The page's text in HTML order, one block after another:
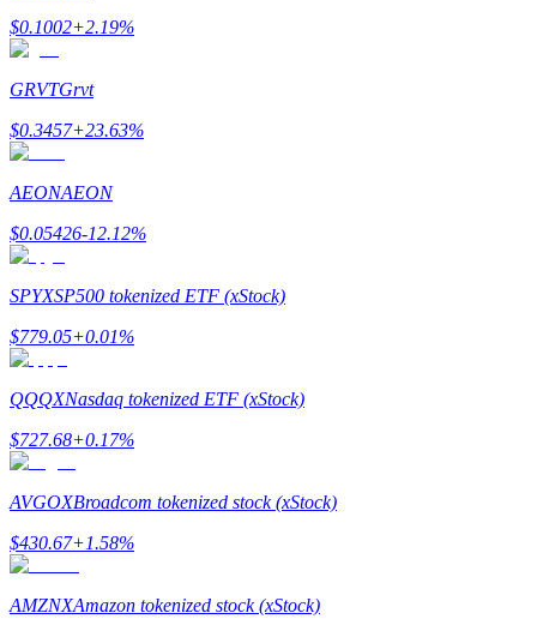
Aprenda cómo mantenerse rentable
$0.1002+2.19%
GRVTGrvt
$0.3457+23.63%
AEONAEON
$0.05426-12.12%
SPYXSP500 tokenized ETF (xStock)
$779.05+0.01%
QQQXNasdaq tokenized ETF (xStock)
$727.68+0.17%
AVGOXBroadcom tokenized stock (xStock)
$430.67+1.58%
AMZNXAmazon tokenized stock (xStock)